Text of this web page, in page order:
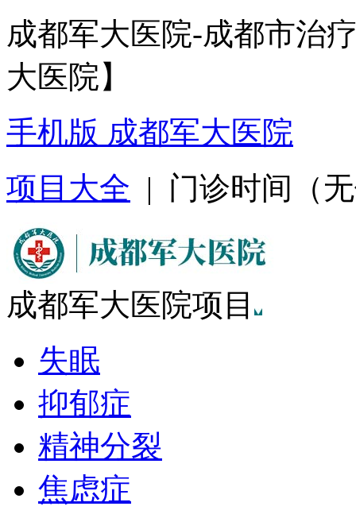
成都军大医院-成都市治
大医院】
手机版 成都军大医院
项目大全 | 门诊时间（
成都军大医院项目
失眠
抑郁症
精神分裂
焦虑症